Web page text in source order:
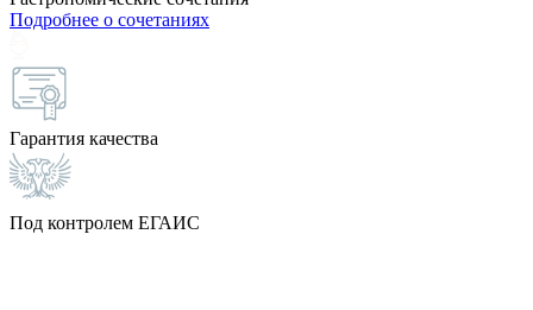
Подробнее о сочетаниях
Гарантия качества
Под контролем ЕГАИС